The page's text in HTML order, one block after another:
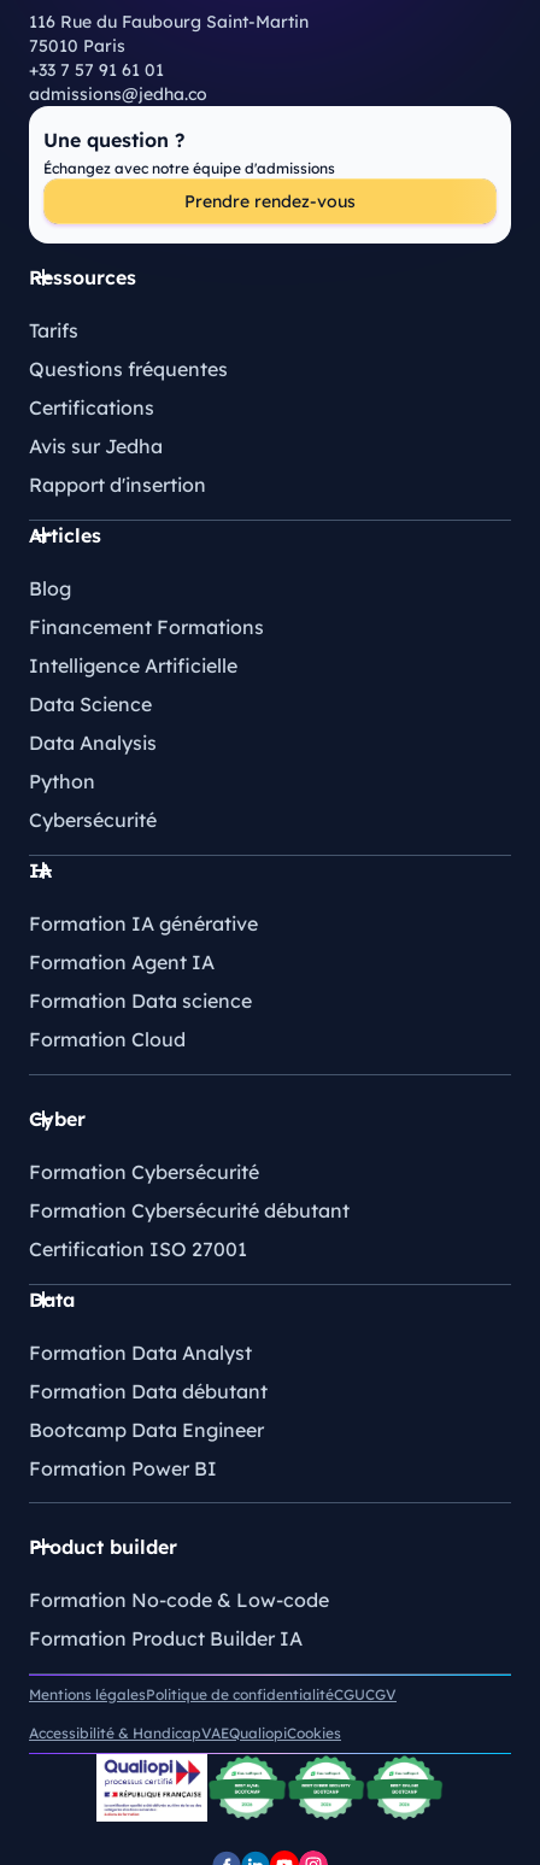
116 Rue du Faubourg Saint-Martin
75010 Paris
+33 7 57 91 61 01
admissions@jedha.co
Une question ?
Échangez avec notre équipe d'admissions
Prendre rendez-vous
Ressources
Tarifs
Questions fréquentes
Certifications
Avis sur Jedha
Rapport d'insertion
Articles
Blog
Financement Formations
Intelligence Artificielle
Data Science
Data Analysis
Python
Cybersécurité
IA
Formation IA générative
Formation Agent IA
Formation Data science
Formation Cloud
Cyber
Formation Cybersécurité
Formation Cybersécurité débutant
Certification ISO 27001
Data
Formation Data Analyst
Formation Data débutant
Bootcamp Data Engineer
Formation Power BI
Product builder
Formation No-code & Low-code
Formation Product Builder IA
Mentions légalesPolitique de confidentialitéCGUCGV
Accessibilité & HandicapVAEQualiopiCookies